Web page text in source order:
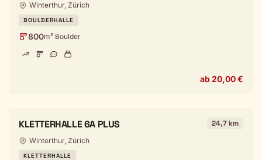
Winterthur, Zürich
BOULDERHALLE
800m² Boulder
ab 20,00 €
KLETTERHALLE 6A PLUS 24,7 km
Winterthur, Zürich
KLETTERHALLE